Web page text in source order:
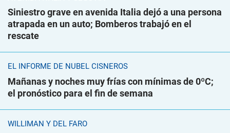
Siniestro grave en avenida Italia dejó a una persona
atrapada en un auto; Bomberos trabajó en el
rescate
EL INFORME DE NUBEL CISNEROS
Mañanas y noches muy frías con mínimas de 0ºC;
el pronóstico para el fin de semana
WILLIMAN Y DEL FARO